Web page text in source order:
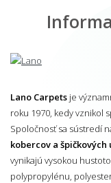
Lano Carpets je
roku 1970, kedy vznikol
Spoločnosť sa sústredí
kobercov a
vynikajú vysokou
polypropylénu,